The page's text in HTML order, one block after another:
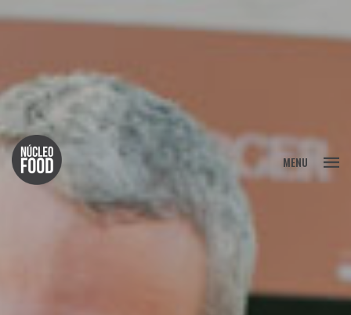
FECHAR
MENU